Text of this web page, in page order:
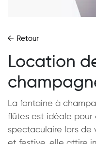
Retour
Location
La fontaine à
flûtes est idéale pour
spectaculaire lors de